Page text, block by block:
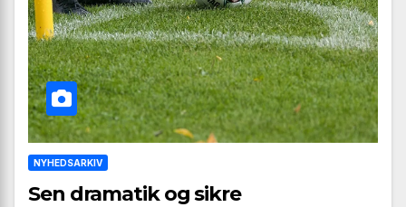
NYHEDSARKIV
Sen dramatik og sikre